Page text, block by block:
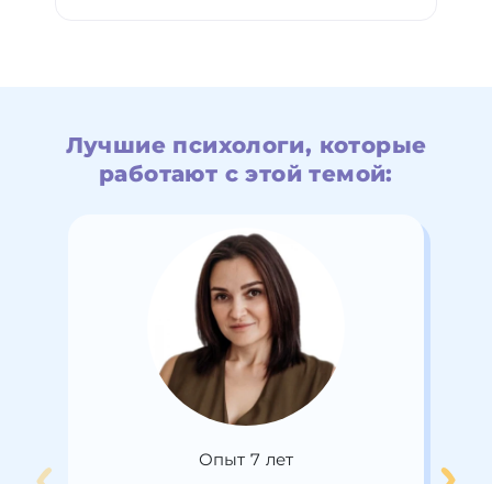
Лучшие психологи, которые
работают с этой темой:
Опыт 7 лет